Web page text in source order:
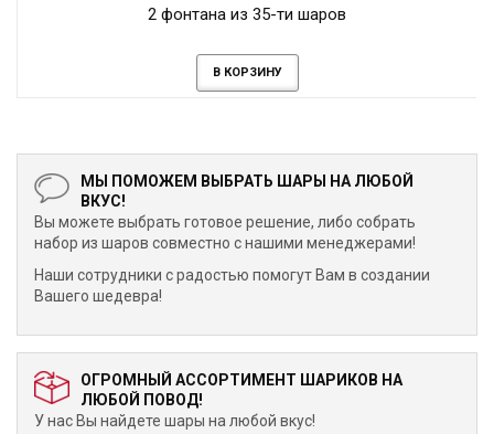
2 фонтана из 35-ти шаров
В КОРЗИНУ
МЫ ПОМОЖЕМ ВЫБРАТЬ ШАРЫ НА ЛЮБОЙ
ВКУС!
Вы можете выбрать готовое решение, либо собрать
набор из шаров совместно с нашими менеджерами!
Наши сотрудники с радостью помогут Вам в создании
Вашего шедевра!
ОГРОМНЫЙ АССОРТИМЕНТ ШАРИКОВ НА
ЛЮБОЙ ПОВОД!
У нас Вы найдете шары на любой вкус!